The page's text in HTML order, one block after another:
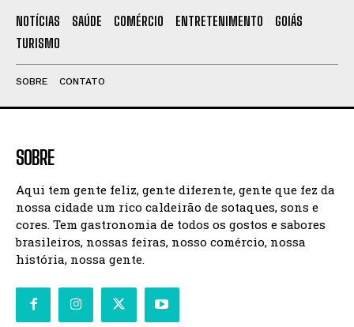
NOTÍCIAS SAÚDE COMÉRCIO ENTRETENIMENTO
GOIÁS
TURISMO
SOBRE CONTATO
SOBRE
Aqui tem gente feliz, gente diferente, gente que fez da
nossa cidade um rico caldeirão de sotaques, sons e
cores. Tem gastronomia de todos os gostos e sabores
brasileiros, nossas feiras, nosso comércio, nossa
história, nossa gente.